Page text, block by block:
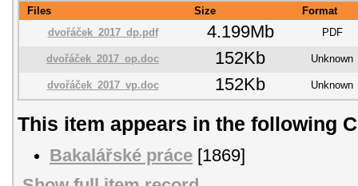
Files Size
Format
dvořáček_2017_dp.pdf
4.199Mb PDF
dvořáček_2017_op.doc 152Kb Unknown
dvořáček_2017_vp.doc 152Kb Unknown
This item appears in the following
Bakalářské práce [1869]